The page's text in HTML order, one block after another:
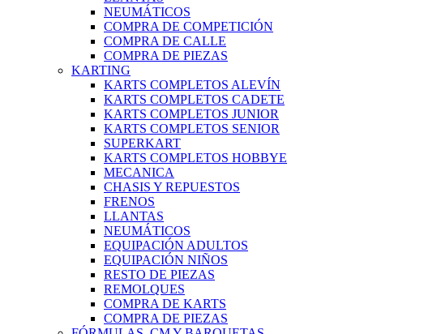
NEUMÁTICOS
COMPRA DE COMPETICIÓN
COMPRA DE CALLE
COMPRA DE PIEZAS
KARTING
KARTS COMPLETOS ALEVÍN
KARTS COMPLETOS CADETE
KARTS COMPLETOS JUNIOR
KARTS COMPLETOS SENIOR
SUPERKART
KARTS COMPLETOS HOBBYE
MECANICA
CHASIS Y REPUESTOS
FRENOS
LLANTAS
NEUMÁTICOS
EQUIPACIÓN ADULTOS
EQUIPACIÓN NIÑOS
RESTO DE PIEZAS
REMOLQUES
COMPRA DE KARTS
COMPRA DE PIEZAS